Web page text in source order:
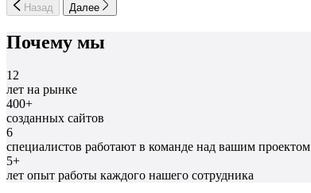
Назад Далее
Почему мы
12
лет на рынке
400+
созданных сайтов
6
специалистов работают в команде над вашим проектом
5+
лет опыт работы каждого нашего сотрудника